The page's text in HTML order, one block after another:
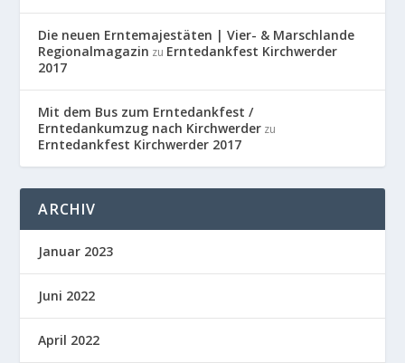
Die neuen Erntemajestäten | Vier- & Marschlande
Regionalmagazin zu Erntedankfest Kirchwerder
2017
Mit dem Bus zum Erntedankfest /
Erntedankumzug nach Kirchwerder zu
Erntedankfest Kirchwerder 2017
ARCHIV
Januar 2023
Juni 2022
April 2022